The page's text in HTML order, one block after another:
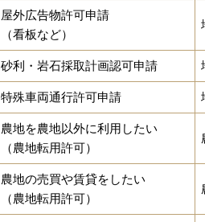
屋外広告物許可申請
（看板など）
砂利・岩石採取計画認可申請
特殊車両通行許可申請
農地を農地以外に利用したい
（農地転用許可）
農地の売買や賃貸をしたい
（農地転用許可）